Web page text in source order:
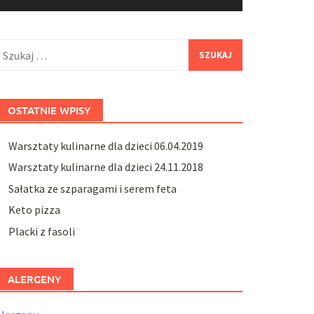
OSTATNIE WPISY
Warsztaty kulinarne dla dzieci 06.04.2019
Warsztaty kulinarne dla dzieci 24.11.2018
Sałatka ze szparagami i serem feta
Keto pizza
Placki z fasoli
ALERGENY